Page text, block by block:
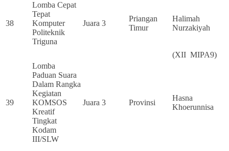
38
Lomba Cepat
Tepat
Komputer
Politeknik
Triguna
Juara 3
Priangan
Timur
Halimah
Nurzakiyah
(XII MIPA9)
39
Lomba
Paduan Suara
Dalam Rangka
Kegiatan
KOMSOS
Kreatif
Tingkat
Kodam
III/SLW
Juara 3 Provinsi
Hasna
Khoerunnisa